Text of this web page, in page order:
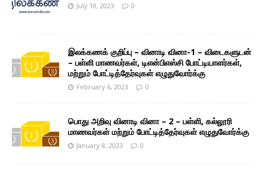
July 10, 2023 0
இலக்கணக் குறிப்பு – வினாடி வினா-1 – விடைகளுடன்
– பள்ளி மாணவர்கள், டிஎன்பிஎஸ்சி போட்டியாளர்கள்,
மற்றும் போட்டித்தேர்வுகள் எழுதுவோர்க்கு
February 6, 2023 0
பொது அறிவு வினாடி வினா – 2 – பள்ளி, கல்லூரி
மாணவர்கள் மற்றும் போட்டித்தேர்வுகள் எழுதுவோர்க்கு
January 8, 2023 0